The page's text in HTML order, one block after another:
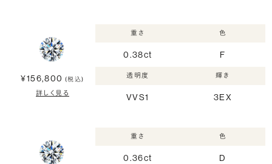
¥156,800 (税込)
詳しく見る
重さ
0.38ct
色
F
透明度
VVS1
輝き
3EX
重さ
0.36ct
色
D